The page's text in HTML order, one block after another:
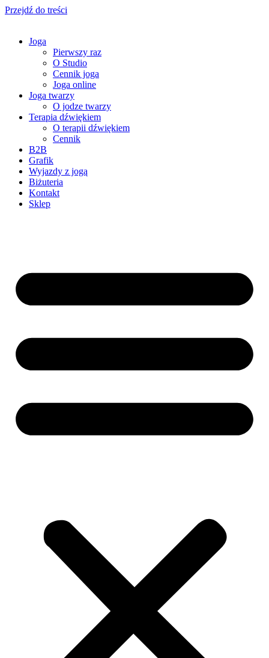
Przejdź do treści
Joga
Pierwszy raz
O Studio
Cennik joga
Joga online
Joga twarzy
O jodze twarzy
Terapia dźwiękiem
O terapii dźwiękiem
Cennik
B2B
Grafik
Wyjazdy z jogą
Biżuteria
Kontakt
Sklep